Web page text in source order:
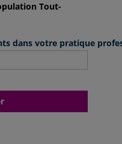
Tout-
dans votre pratique